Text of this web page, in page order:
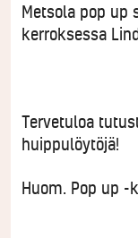
Metsola pop up
kerroksessa
Tervetuloa
huippulöytöjä!
Huom. Pop up